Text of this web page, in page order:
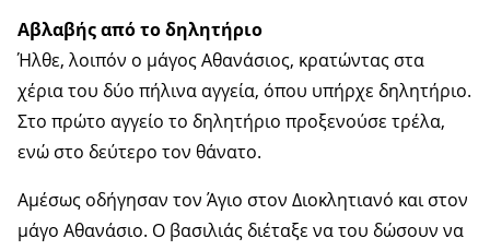
Αβλαβής από το δηλητήριο
Ήλθε, λοιπόν ο μάγος Αθανάσιος, κρατώντας στα
χέρια του δύο πήλινα αγγεία, όπου υπήρχε δηλητήριο.
Στο πρώτο αγγείο το δηλητήριο προξενούσε τρέλα,
ενώ στο δεύτερο τον θάνατο.
Αμέσως οδήγησαν τον Άγιο στον Διοκλητιανό και στον
μάγο Αθανάσιο. Ο βασιλιάς διέταξε να του δώσουν να